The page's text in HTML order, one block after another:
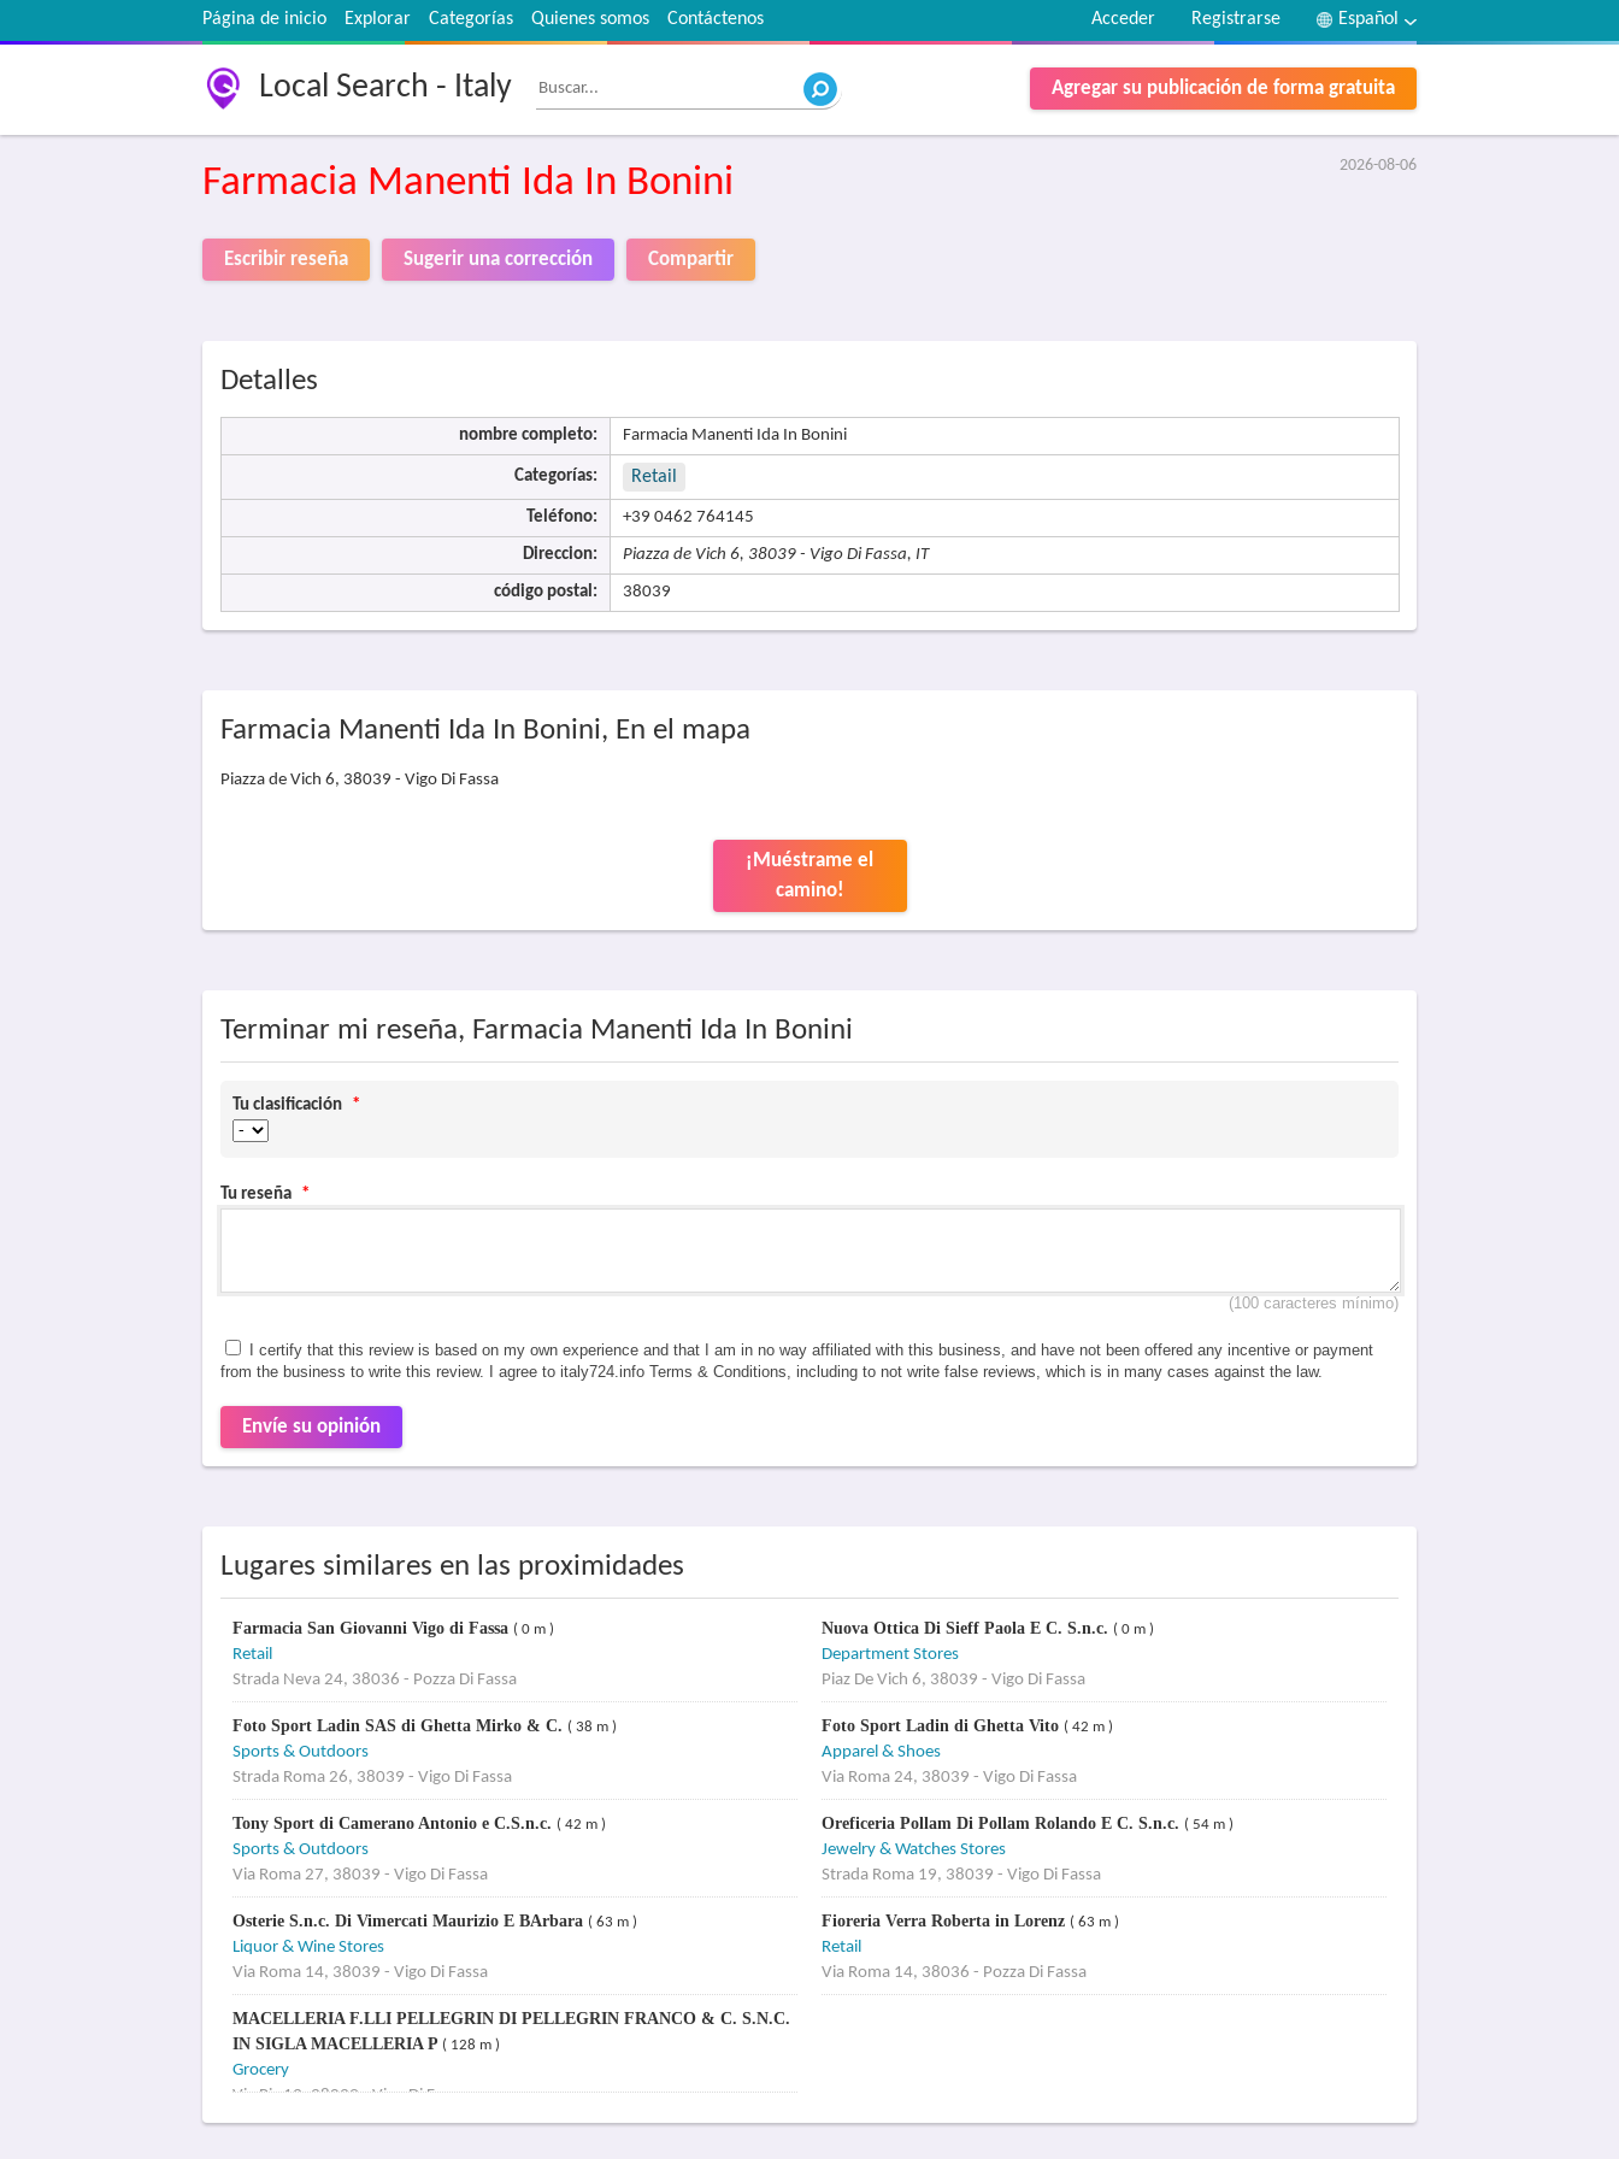
Página de inicio Explorar Categorías Quienes somos Contáctenos Español
Registrarse
Acceder
Local Search - Italy Agregar su publicación de forma gratuita
2026-08-06
Farmacia Manenti Ida In Bonini
Escribir reseña Sugerir una corrección Compartir
Detalles
nombre completo: Farmacia Manenti Ida In Bonini
Categorías: Retail
Teléfono: +39 0462 764145
Direccion: Piazza de Vich 6, 38039 - Vigo Di Fassa, IT
código postal: 38039
Farmacia Manenti Ida In Bonini, En el mapa
Piazza de Vich 6, 38039 - Vigo Di Fassa
¡Muéstrame el
camino!
Terminar mi reseña, Farmacia Manenti Ida In Bonini
Tu clasificación *
Tu reseña *
(100 caracteres mínimo)
I certify that this review is based on my own experience and that I am in no way affiliated with this business, and have not been offered any incentive or payment
from the business to write this review. I agree to italy724.info Terms & Conditions, including to not write false reviews, which is in many cases against the law.
Envíe su opinión
Lugares similares en las proximidades
Farmacia San Giovanni Vigo di Fassa ( 0 m )
Retail
Strada Neva 24, 38036 - Pozza Di Fassa
Nuova Ottica Di Sieff Paola E C. S.n.c. ( 0 m )
Department Stores
Piaz De Vich 6, 38039 - Vigo Di Fassa
Foto Sport Ladin SAS di Ghetta Mirko & C. ( 38 m )
Sports & Outdoors
Strada Roma 26, 38039 - Vigo Di Fassa
Foto Sport Ladin di Ghetta Vito ( 42 m )
Apparel & Shoes
Via Roma 24, 38039 - Vigo Di Fassa
Tony Sport di Camerano Antonio e C.S.n.c. ( 42 m )
Sports & Outdoors
Via Roma 27, 38039 - Vigo Di Fassa
Oreficeria Pollam Di Pollam Rolando E C. S.n.c. ( 54 m )
Jewelry & Watches Stores
Strada Roma 19, 38039 - Vigo Di Fassa
Osterie S.n.c. Di Vimercati Maurizio E BArbara ( 63 m )
Liquor & Wine Stores
Via Roma 14, 38039 - Vigo Di Fassa
Fioreria Verra Roberta in Lorenz ( 63 m )
Retail
Via Roma 14, 38036 - Pozza Di Fassa
MACELLERIA F.LLI PELLEGRIN DI PELLEGRIN FRANCO & C. S.N.C.
IN SIGLA MACELLERIA P ( 128 m )
Grocery
Via Piz 13, 38039 - Vigo Di Fassa